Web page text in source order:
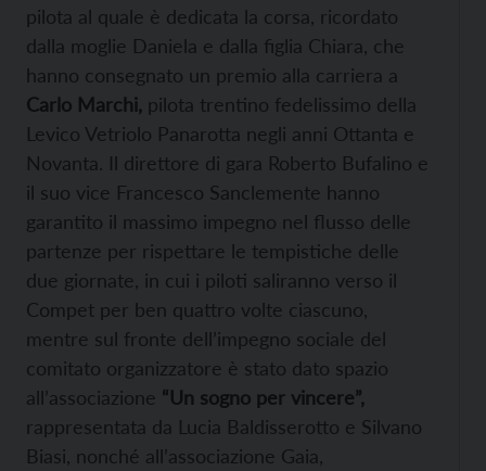
pilota al quale è dedicata la corsa, ricordato
dalla moglie Daniela e dalla figlia Chiara, che
hanno consegnato un premio alla carriera a
Carlo Marchi, pilota trentino fedelissimo della
Levico Vetriolo Panarotta negli anni Ottanta e
Novanta. Il direttore di gara Roberto Bufalino e
il suo vice Francesco Sanclemente hanno
garantito il massimo impegno nel flusso delle
partenze per rispettare le tempistiche delle
due giornate, in cui i piloti saliranno verso il
Compet per ben quattro volte ciascuno,
mentre sul fronte dell’impegno sociale del
comitato organizzatore è stato dato spazio
all’associazione “Un sogno per vincere”,
rappresentata da Lucia Baldisserotto e Silvano
Biasi, nonché all’associazione Gaia,